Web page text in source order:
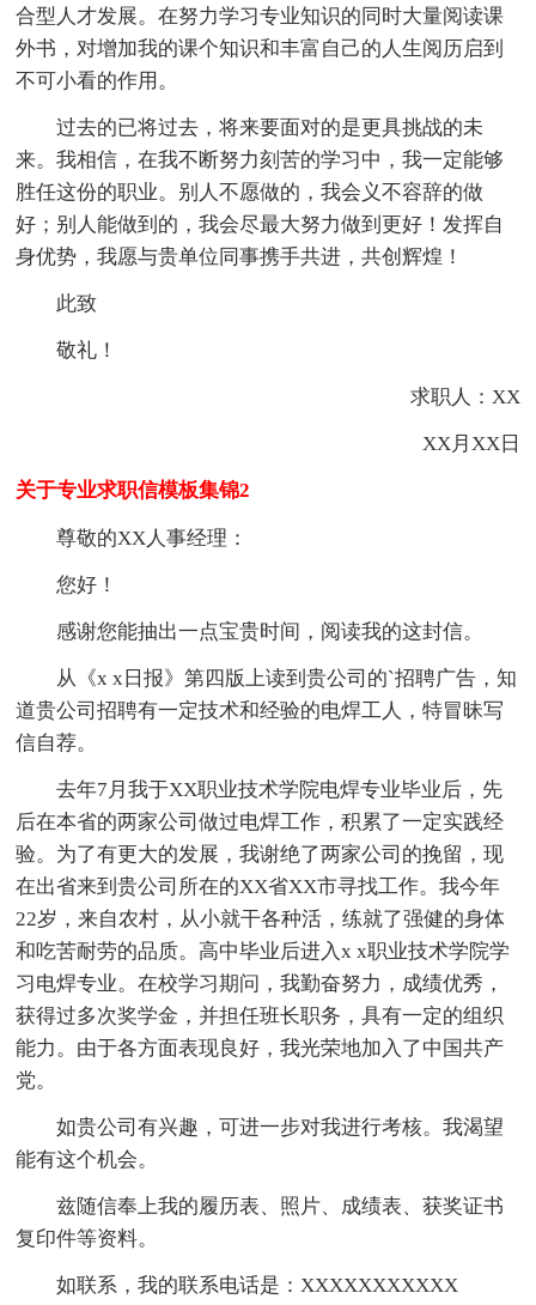
合型人才发展。在努力学习专业知识的同时大量阅读课
外书，对增加我的课个知识和丰富自己的人生阅历启到
不可小看的作用。
过去的已将过去，将来要面对的是更具挑战的未
来。我相信，在我不断努力刻苦的学习中，我一定能够
胜任这份的职业。别人不愿做的，我会义不容辞的做
好；别人能做到的，我会尽最大努力做到更好！发挥自
身优势，我愿与贵单位同事携手共进，共创辉煌！
此致
敬礼！
求职人：XX
XX月XX日
关于专业求职信模板集锦2
尊敬的XX人事经理：
您好！
感谢您能抽出一点宝贵时间，阅读我的这封信。
从《x x日报》第四版上读到贵公司的`招聘广告，知
道贵公司招聘有一定技术和经验的电焊工人，特冒昧写
信自荐。
去年7月我于XX职业技术学院电焊专业毕业后，先
后在本省的两家公司做过电焊工作，积累了一定实践经
验。为了有更大的发展，我谢绝了两家公司的挽留，现
在出省来到贵公司所在的XX省XX市寻找工作。我今年
22岁，来自农村，从小就干各种活，练就了强健的身体
和吃苦耐劳的品质。高中毕业后进入x x职业技术学院学
习电焊专业。在校学习期问，我勤奋努力，成绩优秀，
获得过多次奖学金，并担任班长职务，具有一定的组织
能力。由于各方面表现良好，我光荣地加入了中国共产
党。
如贵公司有兴趣，可进一步对我进行考核。我渴望
能有这个机会。
兹随信奉上我的履历表、照片、成绩表、获奖证书
复印件等资料。
如联系，我的联系电话是：XXXXXXXXXXX